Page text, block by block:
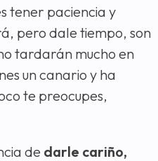
tener paciencia y
pero dale tiempo, son
tardarán mucho en
un canario y ha
te preocupes,
de darle cariño,